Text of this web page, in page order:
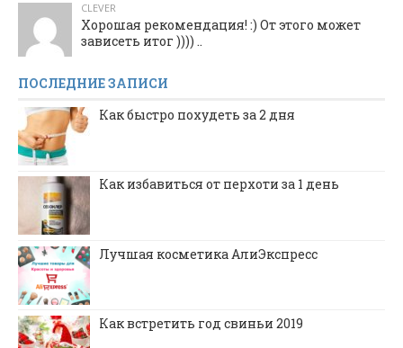
CLEVER
Хорошая рекомендация! :) От этого может
зависеть итог )))) ..
ПОСЛЕДНИЕ ЗАПИСИ
Как быстро похудеть за 2 дня
Как избавиться от перхоти за 1 день
Лучшая косметика АлиЭкспресс
Как встретить год свиньи 2019